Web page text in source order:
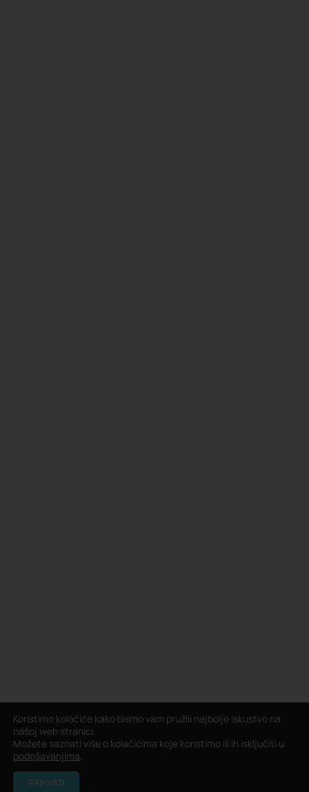
Koristimo kolačiće kako bismo vam pružili najbolje iskustvo na
našoj web stranici.
Možete saznati više o kolačićima koje koristimo ili ih isključiti u
podešavanjima.
PRIHVATI